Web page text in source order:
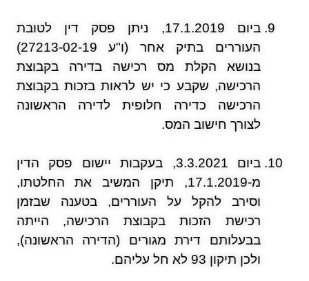
ביום 17.1.2019, ניתן פסק דין לטובת
העוררים בתיק אחר (ו"ע 27213-02-19)
בנושא הקלת מס רכישה בדירה בקבוצת
הרכישה, שקבע כי יש לראות בזכות בקבוצת
הרכישה כדירה חלופית לדירה הראשונה
לצורך חישוב המס.
ביום 3.3.2021, בעקבות יישום פסק הדין
מ-17.1.2019, תיקן המשיב את החלטתו,
וסירב להקל על העוררים, בטענה שבזמן
רכישת הזכות בקבוצת הרכישה, הייתה
בבעלותם דירת מגורים (הדירה הראשונה),
ולכן תיקון 93 לא חל עליהם.